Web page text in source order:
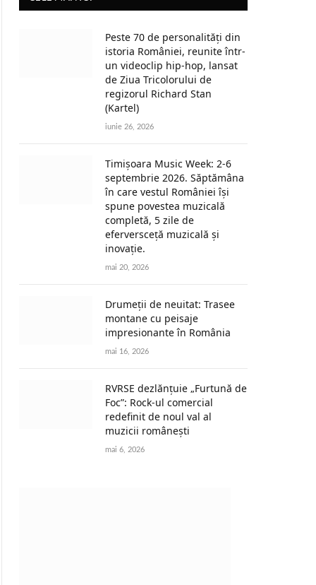
Peste 70 de personalități din
istoria României, reunite într-
un videoclip hip-hop, lansat
de Ziua Tricolorului de
regizorul Richard Stan
(Kartel)
iunie 26, 2026
Timișoara Music Week: 2-6
septembrie 2026. Săptămâna
în care vestul României își
spune povestea muzicală
completă, 5 zile de
eferversceță muzicală și
inovație.
mai 20, 2026
Drumeții de neuitat: Trasee
montane cu peisaje
impresionante în România
mai 16, 2026
RVRSE dezlănțuie „Furtună de
Foc”: Rock-ul comercial
redefinit de noul val al
muzicii românești
mai 6, 2026